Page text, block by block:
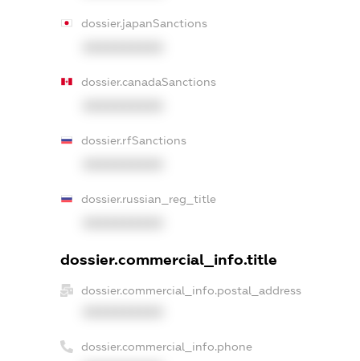
dossier.japanSanctions
dossier.canadaSanctions
dossier.rfSanctions
dossier.russian_reg_title
dossier.commercial_info.title
dossier.commercial_info.postal_address
dossier.commercial_info.phone